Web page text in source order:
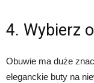
4. Wybierz
Obuwie ma duże
eleganckie buty na